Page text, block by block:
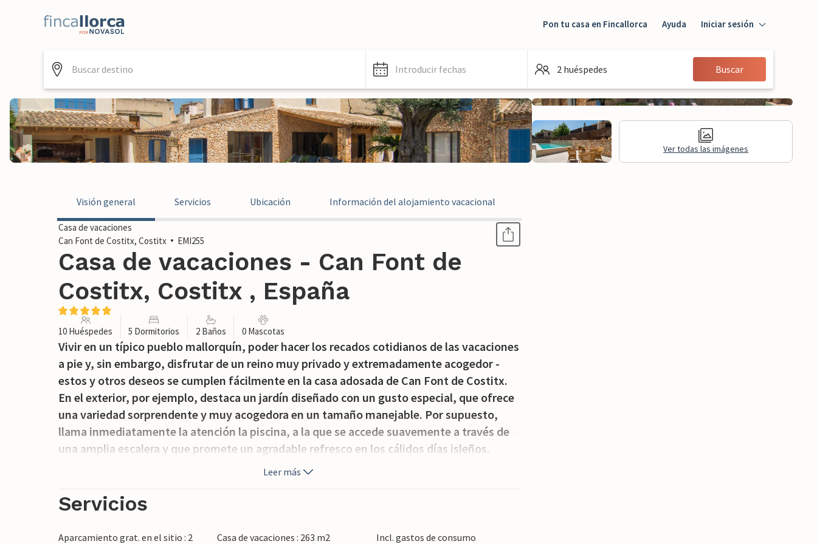
Pon tu casa en Fincallorca Ayuda Iniciar sesión
Iniciar sesión
Huésped
Introducir fechas 2 huéspedes Buscar
Ver todas las imágenes
Visión general Servicios Ubicación Información del alojamiento vacacional
Casa de vacaciones
Can Font de Costitx, Costitx
EMI255
Casa de vacaciones - Can Font de
Costitx, Costitx , España
10 Huéspedes 5 Dormitorios 2 Baños 0 Mascotas
Vivir en un típico pueblo mallorquín, poder hacer los recados cotidianos de las vacaciones
a pie y, sin embargo, disfrutar de un reino muy privado y extremadamente acogedor -
estos y otros deseos se cumplen fácilmente en la casa adosada de Can Font de Costitx.
En el exterior, por ejemplo, destaca un jardín diseñado con un gusto especial, que ofrece
una variedad sorprendente y muy acogedora en un tamaño manejable. Por supuesto,
llama inmediatamente la atención la piscina, a la que se accede suavemente a través de
una amplia escalera y que promete un agradable refresco en los cálidos días isleños.
Justo al lado del pintoresco y nudoso olivo, cómodas tumbonas esperan a ser utilizadas a
cubierta o al aire libre bajo el cielo mediterráneo en las zonas de estar alrededor de la casa
hay un horno para pizzas. A la vuelta de la esquina, rodeado de piedra natural, ventanas
Leer más
Servicios
Aparcamiento grat. en el sitio : 2
Casa de vacaciones : 263 m2 Incl. gastos de consumo